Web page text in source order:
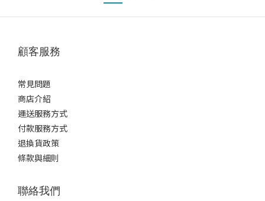
顧客服務
常見問題
商店介紹
運送服務方式
付款服務方式
退換貨政策
條款與細則
聯絡我們